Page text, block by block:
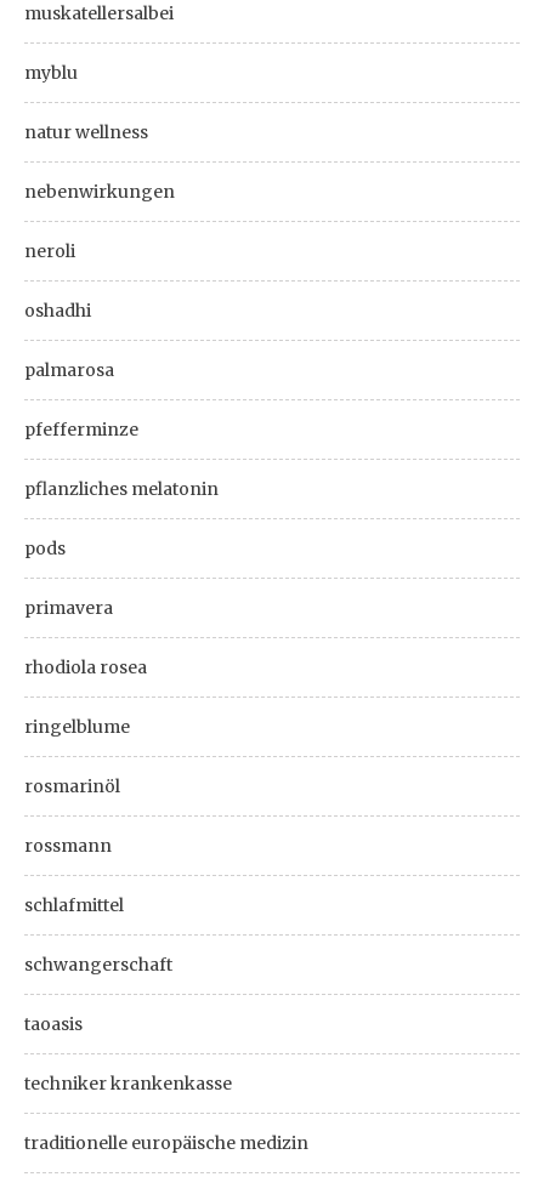
muskatellersalbei
myblu
natur wellness
nebenwirkungen
neroli
oshadhi
palmarosa
pfefferminze
pflanzliches melatonin
pods
primavera
rhodiola rosea
ringelblume
rosmarinöl
rossmann
schlafmittel
schwangerschaft
taoasis
techniker krankenkasse
traditionelle europäische medizin